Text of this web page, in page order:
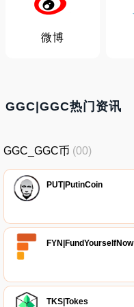
微博
GGC|GGC热门资讯
GGC_GGC币 (00)
PUT|PutinCoin
FYN|FundYourselfNow
TKS|Tokes